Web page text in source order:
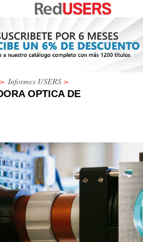
> Informes USERS >
OPTICA DE